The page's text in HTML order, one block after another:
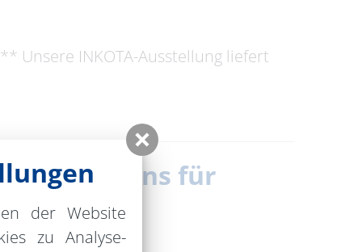
Unsere INKOTA-Ausstellung liefert
für
der Website
zu Analyse-